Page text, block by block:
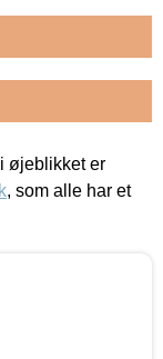
øjeblikket er
, som alle har et